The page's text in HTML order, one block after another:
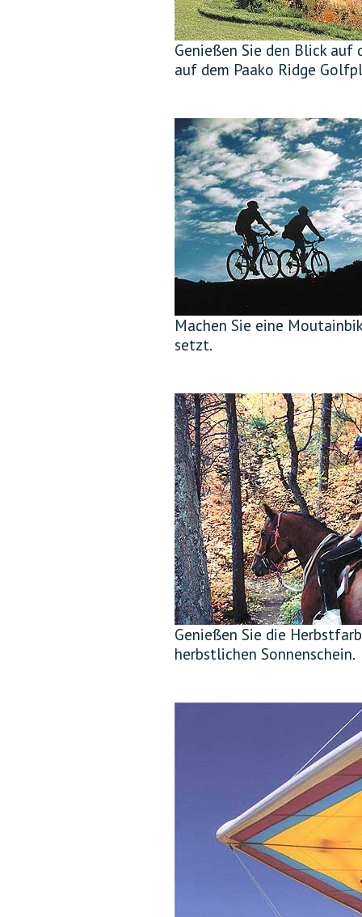
Genießen Sie den Blick
auf dem Paako Ridge
Machen Sie eine
setzt.
Genießen Sie die
herbstlichen Sonnenschein.